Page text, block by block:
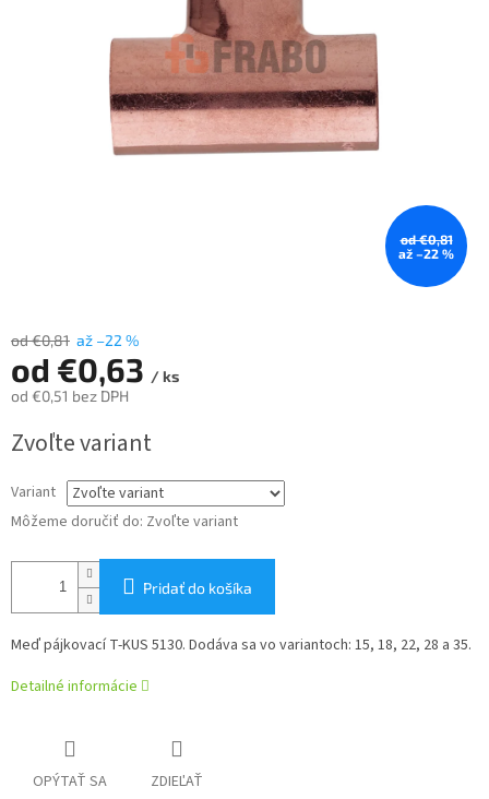
od €0,81
až –22 %
od €0,81 až –22 %
od €0,63 / ks
od €0,51 bez DPH
cena:
Zvoľte variant
Variant
Môžeme doručiť do: Zvoľte variant
Pridať do košíka
Meď pájkovací T-KUS 5130. Dodáva sa vo variantoch: 15, 18, 22, 28 a 35.
Detailné informácie
OPÝTAŤ SA ZDIEĽAŤ